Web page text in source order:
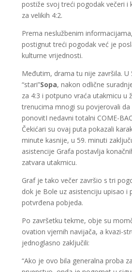
postiže svoj treći pogodak večeri i
za velikih 4:2.
Prema neslužbenim
postignut treći pogodak već je
kulturne vrijednosti.
Međutim, drama tu nije završila. U
“stari”Sopa, nakon odlične
za 4:3 i potpuno vraća utakmicu u
trenucima mnogi su povjerovali
ponovitI nedavni totalni COME-
Čekićari su ovaj puta pokazali
minute kasnije, u 59. minuti
asistencije Grafa postavlja
zatvara utakmicu.
Graf je tako večer završio s tri
dok je Bole uz asistenciju upisao i
potvrđena pobjeda.
Po završetku tekme, obje su
ovation vjernih navijača, a kvazi-
jednoglasno zaključili:
“Ako je ovo bila generalna proba